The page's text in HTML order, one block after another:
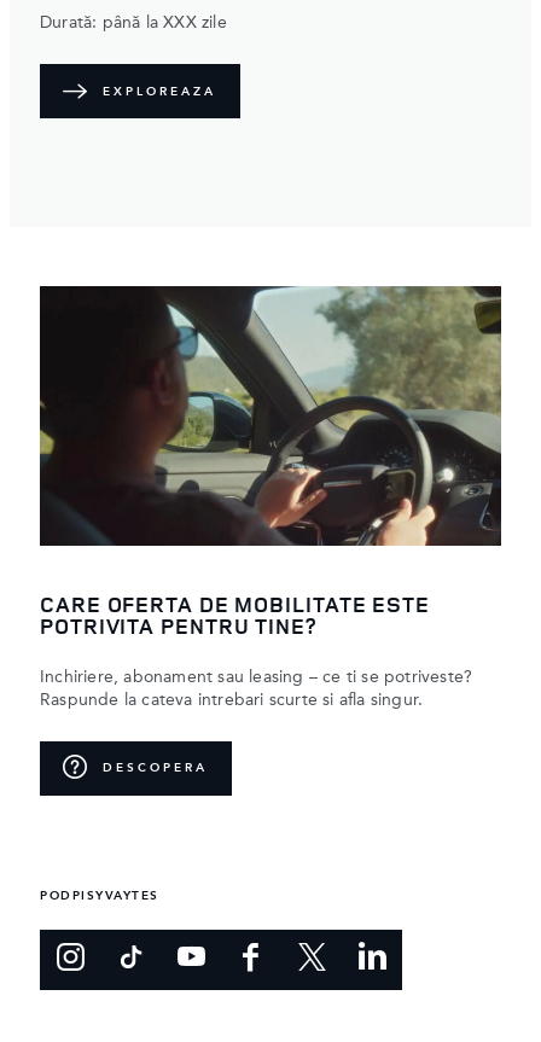
Durată: până la XXX zile
EXPLOREAZA
CARE OFERTA DE MOBILITATE ESTE
POTRIVITA PENTRU TINE?
Inchiriere, abonament sau leasing – ce ti se potriveste?
Raspunde la cateva intrebari scurte si afla singur.
DESCOPERA
PODPISYVAYTES